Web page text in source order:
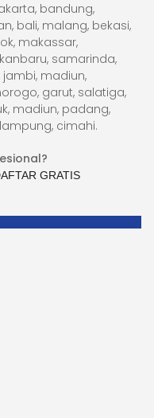
bandung,
bali, malang, bekasi,
makassar,
samarinda,
madiun,
garut, salatiga,
madiun, padang,
cimahi.
GRATIS